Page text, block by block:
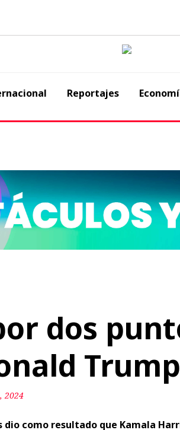
Reportajes
dos
Trump
dio como resultado que Kamala
republicano Donald Trump.